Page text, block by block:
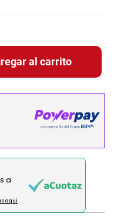
al carrito
a
aqui